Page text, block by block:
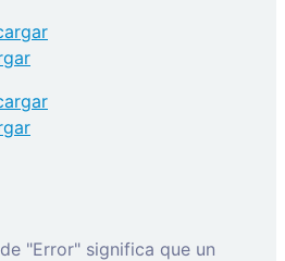
"Error" significa que un